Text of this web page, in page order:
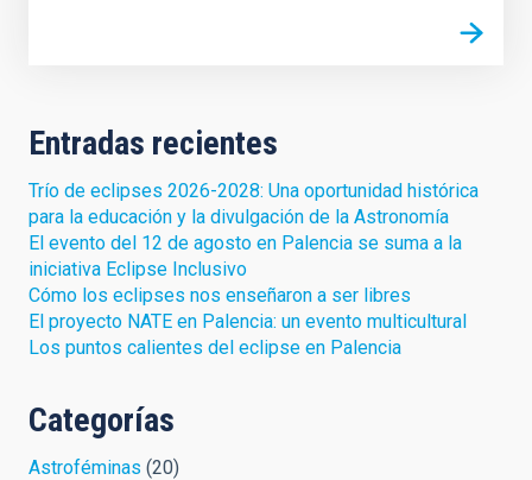
Entradas recientes
Trío de eclipses 2026-2028: Una oportunidad histórica
para la educación y la divulgación de la Astronomía
El evento del 12 de agosto en Palencia se suma a la
iniciativa Eclipse Inclusivo
Cómo los eclipses nos enseñaron a ser libres
El proyecto NATE en Palencia: un evento multicultural
Los puntos calientes del eclipse en Palencia
Categorías
Astroféminas (20)